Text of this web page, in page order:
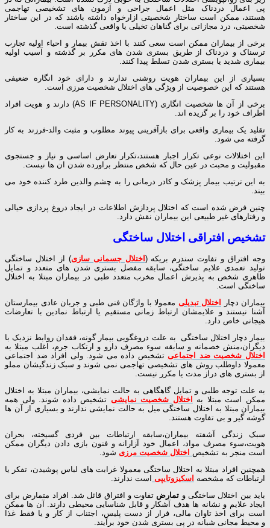
پی اعمال دردناک مثل اعمال جراحی و آزمون های تشخیصی تهاجمی
هستند، ممکن است ساختار شخصیتی ازارخواه داشته باشند که در این ساختار
شخصیتی، درد مجازاتی برای گناهان تخیلی یا واقعی گذشته است.
برخی از بیماران ممکن است سعی کنند با اخذ نقش بیمار و احیاء اولیه تجارب
ترسناک و دردناک از طریق بستری شدن های مکرر بر گذشته و آسیب اولیه
بیماری شدید یا بستری شدن تسلط پیدا کنند.
بسیاری از این بیماران هویت روشنی ندارند و دارای خود انگاره ضعیفی
هستند که این خصوصیت از ویژگی های اختلال شخصیت مرزی است.
برخی از آن ها شخصیت انگاری (AS IF PERSONALITY) دارند و هویت افراد
اطراف خود را بر گزیده اند.
تقلید یک بیماری واقعی برای بازآفرینی پیوند مطلوب و مثبت والد-فرزند به کار
گرفته می شود.
این اختلالات نوعی تکرار اجبار هستند،تکرار تعارض اساسی و نیاز و جستجوی
مقبولیت و محبت در عین حال که شخص منتظر براورده شدن ان ها نیست.
به این ترتیب بیمار پزشک و کادر درمانی را به چشم والدین طرد کننده خود می
بیند.
چنین فرض شده است که اختلال پردازش اطلاعات در ایجاد دروغ پردازی خیالی
و رفتارهای غیر طبیعی این بیماران نقش دارد.
تشخیص افتراقی اختلال ساختگی
وجه افتراق و تفاوت سندرم بریکه ( اختلال جسمانی سازی) از اختلال ساختگی
تولید تعمدی علایم ساختگی، سابقه مفصل بستری شدن های متعدد و تمایل
ظاهری شخص به پذیرش اعمال مخرب متعدد طبی در بیماران مبتلا به اختلال
ساختگی است.
بیماران دچار
اختلال تبدیلی معمولا با واژگان فنی طبی و جربان عادی بیمارستان
آشنا نیستند و علایمشان ارتباط زمانی مستقیم یا ارتباط نمادین با تعارضات
هیجانی خاص دارد.
بیمار دچار اختلال ساختگی به علت دروغگویی بیمار گونه، فقدان روابط نزدیک با
دیگران،منش خصمانه و سابقه سوء مصرف دارو و ارتکاب جرم، اغلب مبتلا به
اختلال شخصیت ضد اجتماعیتشخیص داده می شود. ولی افراد ضد اجتماعی
معمولا داوطلب روش های تشخیصی تهاجمی نمی شوند و سبک زندگیشان مملو
از بستری های دراز مدت یا مکرر نیست.
به علت توجه طلبی و تمایل گاهگاهی به حالت نمایشی، بیماران مبتلا به اختلال
ممکن است مبتلا به
اختلال شخصیت نمایشی تشخیص داده شوند. ولی همه
بیماران مبتلا به اختلال ساختگی میل به حالت نمایشی ندارند و بسیاری از آن ها
گوشه گیر و بی تفاوت هستند.
سبک زندگی آشفته بیماران،سابقه ارتباطات بین فردی گسیخته، بحران
هویت،سوء مصرف مواد، اعمال خود آزارانه و فنون بازی دادن دیگران ممکن
است منجر به تشخیص اختلال شخصیت مرزی شود.
همچنین افراد مبتلا به اختلال ساختگی معمولا غرابت های لباس پوشیدن، تفکر یا
ارتباطات که مشخصه اسکیزوتایپی است ندارند.
باید بین اختلال ساختگی و تمارض تفاوت و افتراق قائل شد. افراد متمارض برای
ایجاد علایم و نشانه ها هدف آشکار و قابل شناسایی محیطی دارند. آن ها ممکن
است برای اخذ تاوان مالی، فرار از دست پلیس، اجتناب از کار و یا فقط غذا
و محیط مجانی شبانه در پی بستری شدن خود برآیند.